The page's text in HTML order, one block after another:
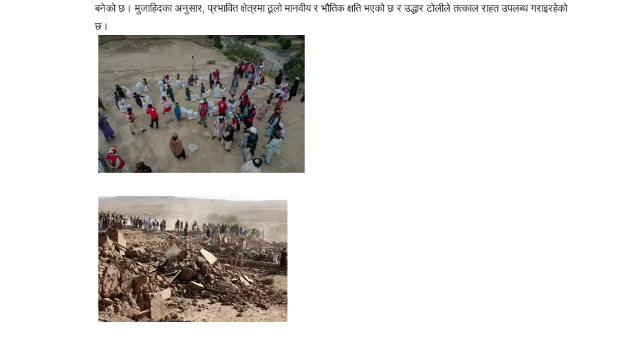
बनेको छ। मुजाहिदका अनुसार, प्रभावित क्षेत्रमा ठूलो मानवीय र भौतिक क्षति भएको छ र उद्धार टोलीले तत्काल राहत उपलब्ध गराइरहेको
छ।